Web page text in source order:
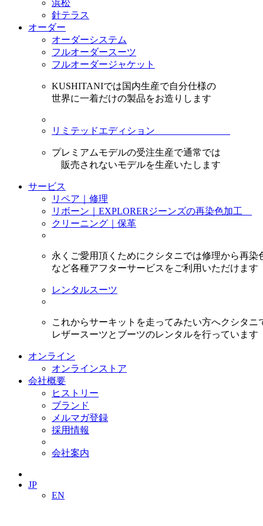
浜松
針テラス
オーダー
オーダーシステム
フルオーダースーツ
フルオーダージャケット
KUSHITANIでは国内生産で自分仕様の
世界に一着だけの製品をお造りします
リミテッドエディション
プレミアムモデルの受注生産で通常では
販売されないモデルを生産いたします
サービス
リペア｜修理
リボーン｜EXPLORERジーンズの再染色加工
クリーニング｜保革
永くご愛用頂くためにクシタニでは修理から再染
など各種アフターサービスをご利用いただけます
レンタルスーツ
これからサーキットを走ってみたい方へクシタニ
レザースーツとブーツのレンタルを行っています
オンライン
オンラインストア
会社概要
ヒストリー
ブランド
メルマガ登録
採用情報
会社案内
JP
EN